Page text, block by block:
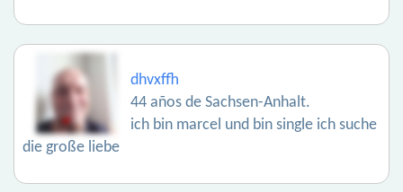
dhvxffh
44 años de Sachsen-Anhalt.
ich bin marcel und bin single ich suche
die große liebe